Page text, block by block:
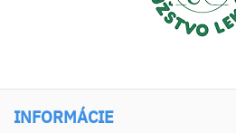
INFORMÁCIE